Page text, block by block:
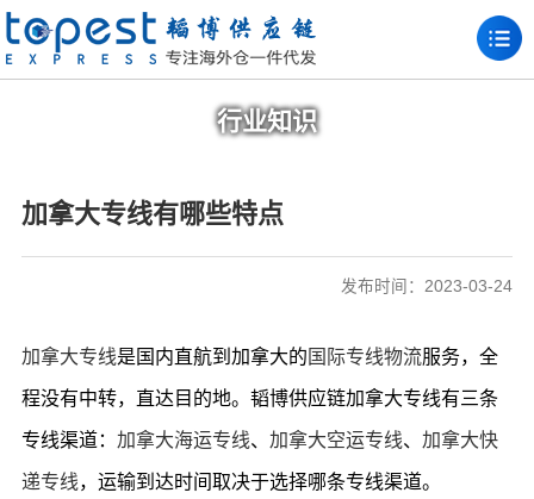
行业知识
加拿大专线有哪些特点
发布时间：2023-03-24
加拿大专线是国内直航到加拿大的 国际专线物流服务，全
程没有中转，直达目的地。韬博供应链加拿大专线有三条
专线渠道： 加拿大海运专线、 加拿大空运专线、 加拿大快
递专线，运输到达时间取决于选择哪条专线渠道。